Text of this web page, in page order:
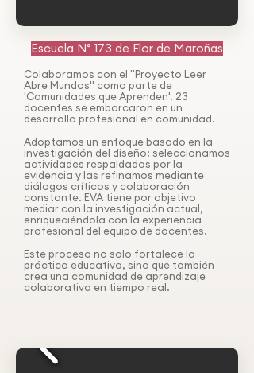
Escuela N° 173 de Flor de Maroñas
Colaboramos con el "Proyecto Leer
Abre Mundos" como parte de
'Comunidades que Aprenden'. 23
docentes se embarcaron en un
desarrollo profesional en comunidad.
Adoptamos un enfoque basado en la
investigación del diseño: seleccionamos
actividades respaldadas por la
evidencia y las refinamos mediante
diálogos críticos y colaboración
constante. EVA tiene por objetivo
mediar con la investigación actual,
enriqueciéndola con la experiencia
profesional del equipo de docentes.
Este proceso no solo fortalece la
práctica educativa, sino que también
crea una comunidad de aprendizaje
colaborativa en tiempo real.